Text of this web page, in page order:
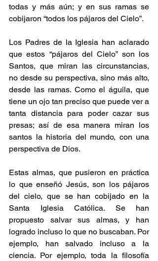
todas y más aún; y en sus ramas se
cobijaron “todos los pájaros del Cielo”.
Los Padres de la Iglesia han aclarado
que estos “pájaros del Cielo” son los
Santos, que miran las circunstancias,
no desde su perspectiva, sino más alto,
desde las ramas. Como el águila, que
tiene un ojo tan preciso que puede ver a
tanta distancia para poder cazar sus
presas; así de esa manera miran los
santos la historia del mundo, con una
perspectiva de Dios.
Estas almas, que pusieron en práctica
lo que enseñó Jesús, son los pájaros
del cielo, que se han cobijado en la
Santa Iglesia Católica. Se han
propuesto salvar sus almas, y han
logrado incluso lo que no buscaban. Por
ejemplo, han salvado incluso a la
ciencia. Por ejemplo, toda la filosofía